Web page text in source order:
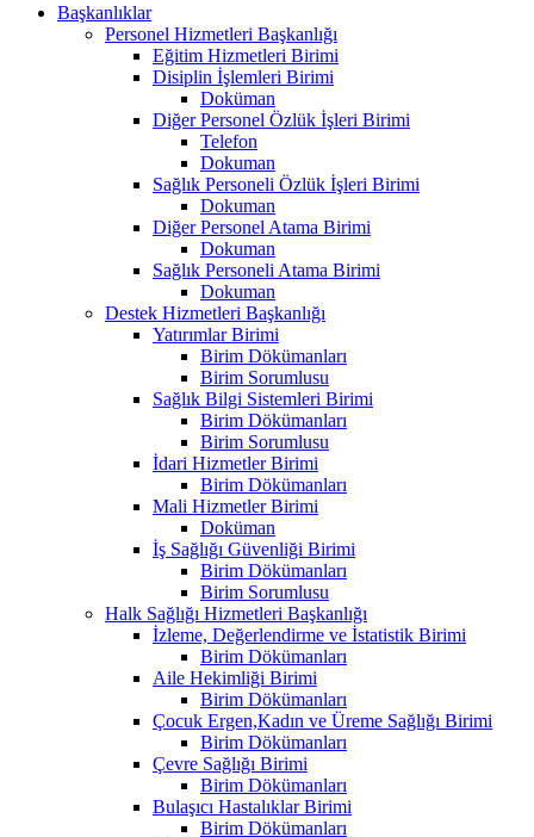
Başkanlıklar
Personel Hizmetleri Başkanlığı
Eğitim Hizmetleri Birimi
Disiplin İşlemleri Birimi
Doküman
Diğer Personel Özlük İşleri Birimi
Telefon
Dokuman
Sağlık Personeli Özlük İşleri Birimi
Dokuman
Diğer Personel Atama Birimi
Dokuman
Sağlık Personeli Atama Birimi
Dokuman
Destek Hizmetleri Başkanlığı
Yatırımlar Birimi
Birim Dökümanları
Birim Sorumlusu
Sağlık Bilgi Sistemleri Birimi
Birim Dökümanları
Birim Sorumlusu
İdari Hizmetler Birimi
Birim Dökümanları
Mali Hizmetler Birimi
Doküman
İş Sağlığı Güvenliği Birimi
Birim Dökümanları
Birim Sorumlusu
Halk Sağlığı Hizmetleri Başkanlığı
İzleme, Değerlendirme ve İstatistik Birimi
Birim Dökümanları
Aile Hekimliği Birimi
Birim Dökümanları
Çocuk Ergen,Kadın ve Üreme Sağlığı Birimi
Birim Dökümanları
Çevre Sağlığı Birimi
Birim Dökümanları
Bulaşıcı Hastalıklar Birimi
Birim Dökümanları